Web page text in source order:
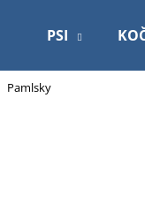
PSI
Pamlsky